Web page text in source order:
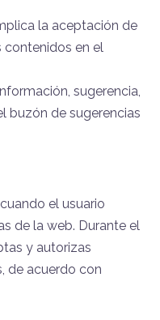
la aceptación de
contenidos en el
sugerencia,
buzón de sugerencias
el usuario
de la web. Durante el
y autorizas
de acuerdo con